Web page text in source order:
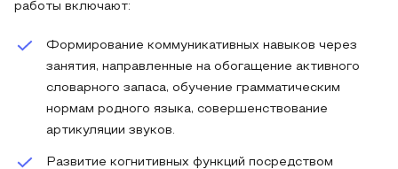
работы включают:
Формирование коммуникативных навыков через
занятия, направленные на обогащение активного
словарного запаса, обучение грамматическим
нормам родного языка, совершенствование
артикуляции звуков.
Развитие когнитивных функций посредством